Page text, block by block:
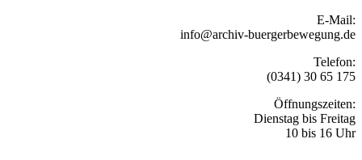
E-Mail:
info@archiv-buergerbewegung.de
Telefon:
(0341) 30 65 175
Öffnungszeiten:
Dienstag bis Freitag
10 bis 16 Uhr